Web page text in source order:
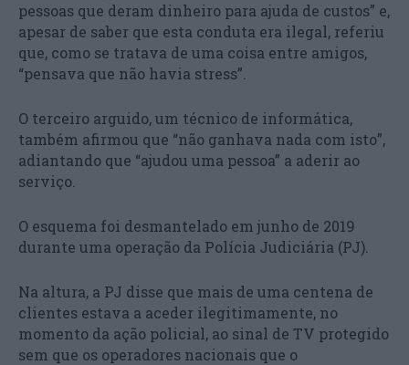
pessoas que deram dinheiro para ajuda de custos” e,
apesar de saber que esta conduta era ilegal, referiu
que, como se tratava de uma coisa entre amigos,
“pensava que não havia stress”.
O terceiro arguido, um técnico de informática,
também afirmou que “não ganhava nada com isto”,
adiantando que “ajudou uma pessoa” a aderir ao
serviço.
O esquema foi desmantelado em junho de 2019
durante uma operação da Polícia Judiciária (PJ).
Na altura, a PJ disse que mais de uma centena de
clientes estava a aceder ilegitimamente, no
momento da ação policial, ao sinal de TV protegido
sem que os operadores nacionais que o